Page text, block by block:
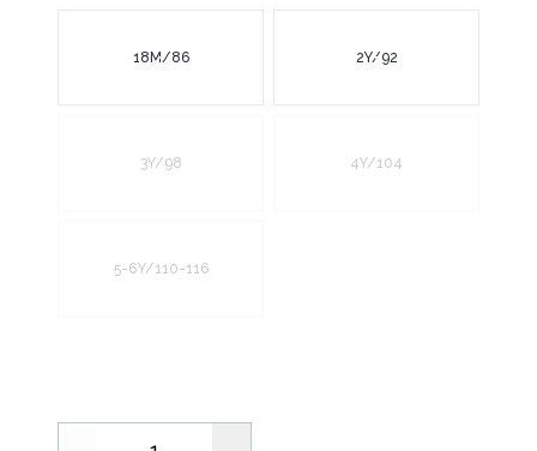
Velg en Størrelse
18M/86 2Y/92
3Y/98 4Y/104
5-6Y/110-116